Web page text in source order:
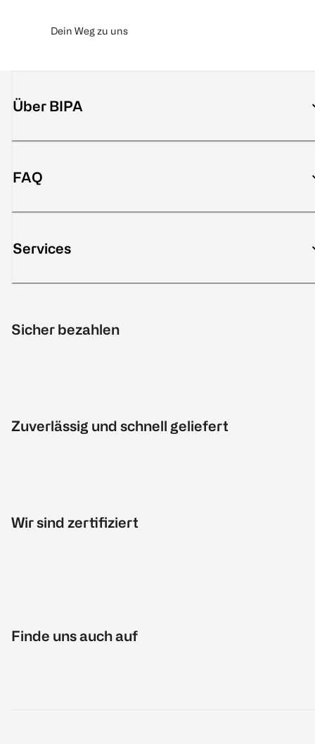
Dein Weg zu uns
Über BIPA
FAQ
Services
Sicher bezahlen
Zuverlässig und schnell geliefert
Wir sind zertifiziert
Finde uns auch auf